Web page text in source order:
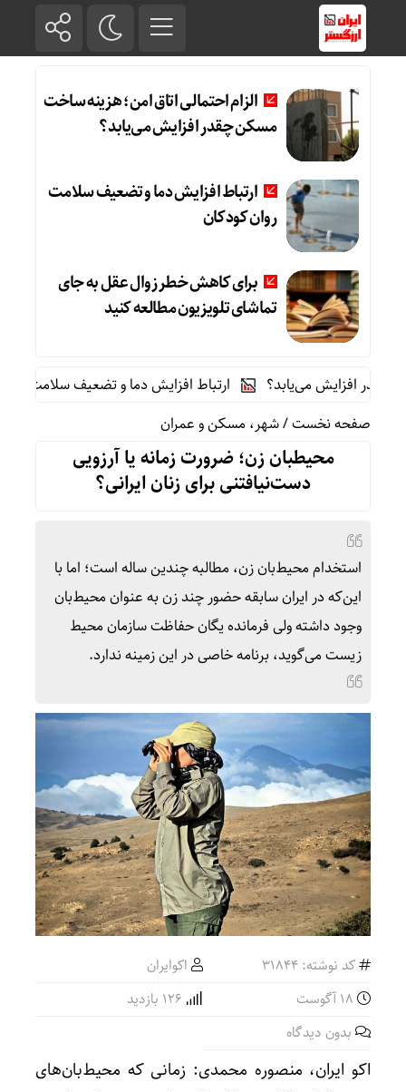
الزام احتمالی اتاق امن؛ هزینه ساخت
مسکن چقدر افزایش می‌یابد؟
ارتباط افزایش دما و تضعیف سلامت
روان کودکان
برای کاهش خطر زوال عقل به جای
تماشای تلویزیون مطالعه کنید
می‌یابد؟
ارتباط افزایش دما و تضعیف سلامت روان
صفحه نخست/شهر، مسکن و عمران
محیطبان زن؛ ضرورت زمانه یا آرزویی
دست‌نیافتنی برای زنان ایرانی؟
استخدام محیط‌بان زن، مطالبه چندین ساله است؛ اما با
این‌که در ایران سابقه حضور چند زن به عنوان محیط‌بان
وجود داشته ولی فرمانده یگان حفاظت سازمان محیط
زیست می‌گوید، برنامه خاصی در این زمینه ندارد.
کد نوشته: 31844
اکوایران
بدون دیدگاه
اکو ایران، منصوره محمدی: زمانی که محیط‌بان‎‌های